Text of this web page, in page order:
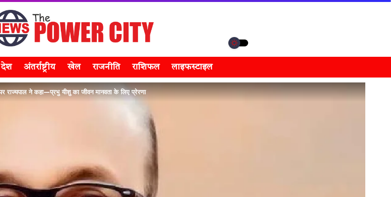
देश अंतर्राष्ट्रीय खेल राजनीति राशिफल लाइफस्टाइल
ने कहा—प्रभु यीशु का जीवन मानवता के लिए प्रेरणा